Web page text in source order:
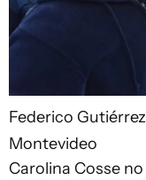
Federico Gutiérrez
Montevideo
Carolina Cosse